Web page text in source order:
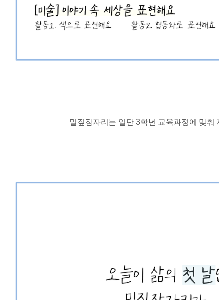
밀짚잠자리는 일단 3학년 교육과정에 맞춰